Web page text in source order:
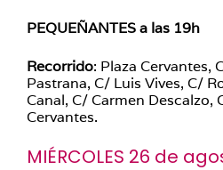
PEQUEÑANTES a las 19h
Recorrido: Plaza Cervantes,
Pastrana, C/ Luis Vives, C/
Canal, C/ Carmen Descalzo,
Cervantes.
MIÉRCOLES 26 de